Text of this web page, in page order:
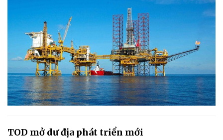
TOD mở dư địa phát triển mới